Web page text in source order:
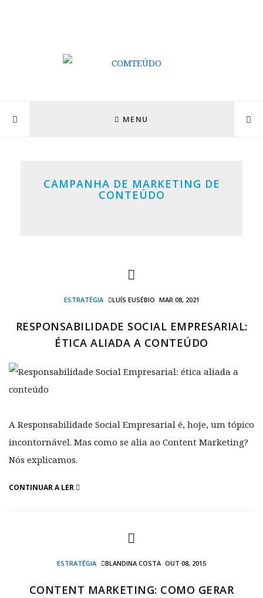
MENU
CAMPANHA DE MARKETING DE
CONTEÚDO
ESTRATÉGIA LUÍS EUSÉBIO MAR 08, 2021
RESPONSABILIDADE SOCIAL EMPRESARIAL:
ÉTICA ALIADA A CONTEÚDO
A Responsabilidade Social Empresarial é, hoje, um tópico
incontornável. Mas como se alia ao Content Marketing?
Nós explicamos.
CONTINUAR A LER
ESTRATÉGIA BLANDINA COSTA OUT 08, 2015
CONTENT MARKETING: COMO GERAR